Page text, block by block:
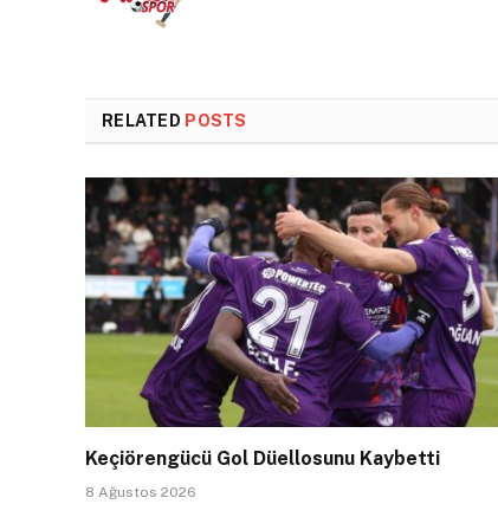
RELATED POSTS
Keçiörengücü Gol Düellosunu Kaybetti
8 Ağustos 2026